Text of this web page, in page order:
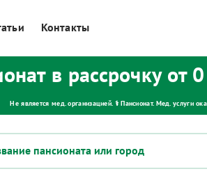
Контакты
в рассрочку от
Не является мед. организацией. ⚕ Пансионат. Мед. услуги